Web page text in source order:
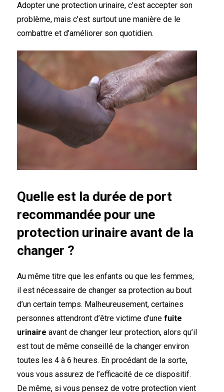
Adopter une protection urinaire, c’est accepter son
problème, mais c’est surtout une manière de le
combattre et d’améliorer son quotidien.
Quelle est la durée de port
recommandée pour une
protection urinaire avant de la
changer ?
Au même titre que les enfants ou que les femmes,
il est nécessaire de changer sa protection au bout
d’un certain temps. Malheureusement, certaines
personnes attendront d’être victime d’une fuite
urinaire avant de changer leur protection, alors qu’il
est tout de même conseillé de la changer environ
toutes les 4 à 6 heures. En procédant de la sorte,
vous vous assurez de l’efficacité de ce dispositif.
De même, si vous pensez de votre protection vient